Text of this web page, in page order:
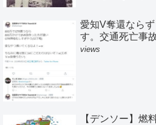
愛知V奪還なら
す。交通死亡事
views
【デンソー】燃